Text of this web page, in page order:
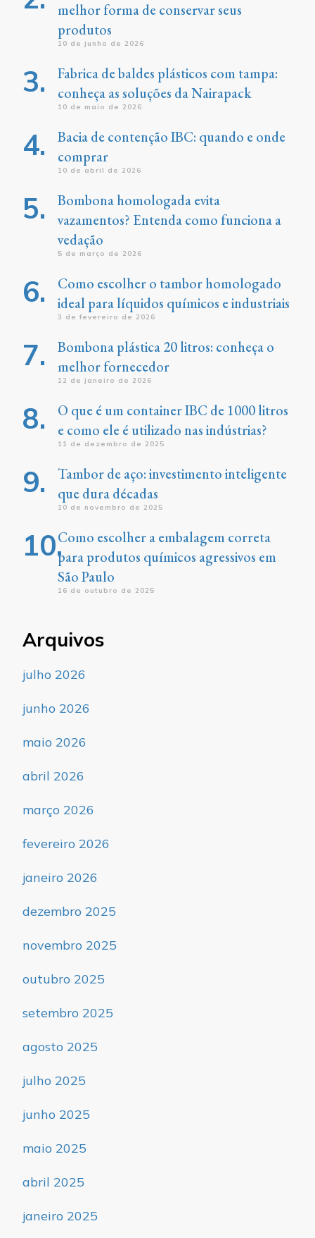
melhor forma de conservar seus
produtos
10 de junho de 2026
Fabrica de baldes plásticos com tampa:
conheça as soluções da Nairapack
10 de maio de 2026
Bacia de contenção IBC: quando e onde
comprar
10 de abril de 2026
Bombona homologada evita
vazamentos? Entenda como funciona a
vedação
5 de março de 2026
Como escolher o tambor homologado
ideal para líquidos químicos e industriais
3 de fevereiro de 2026
Bombona plástica 20 litros: conheça o
melhor fornecedor
12 de janeiro de 2026
O que é um container IBC de 1000 litros
e como ele é utilizado nas indústrias?
11 de dezembro de 2025
Tambor de aço: investimento inteligente
que dura décadas
10 de novembro de 2025
Como escolher a embalagem correta
para produtos químicos agressivos em
São Paulo
16 de outubro de 2025
Arquivos
julho 2026
junho 2026
maio 2026
abril 2026
março 2026
fevereiro 2026
janeiro 2026
dezembro 2025
novembro 2025
outubro 2025
setembro 2025
agosto 2025
julho 2025
junho 2025
maio 2025
abril 2025
janeiro 2025